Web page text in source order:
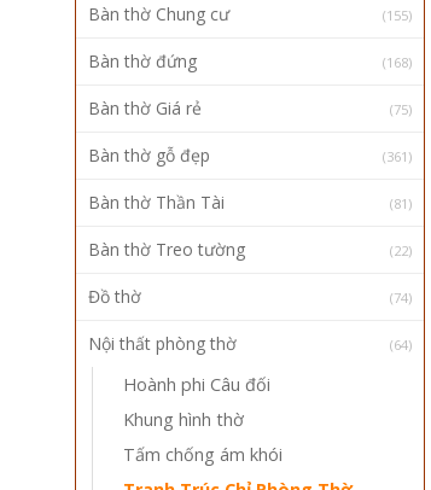
Bàn thờ Chung cư (155)
Bàn thờ đứng (168)
Bàn thờ Giá rẻ (75)
Bàn thờ gỗ đẹp (361)
Bàn thờ Thần Tài (81)
Bàn thờ Treo tường (22)
Đồ thờ (74)
Nội thất phòng thờ (64)
Hoành phi Câu đối
Khung hình thờ
Tấm chống ám khói